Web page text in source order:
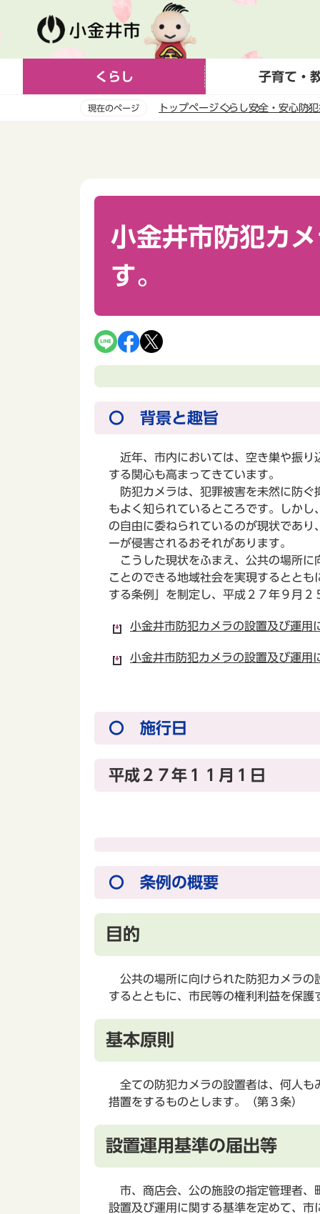
ー
くらし 子育て・
現在のページ トップページくらし安全・安心防犯
小金井市防犯カ
す。
〇 背景と趣旨
近年、市内においては、空き巣や振り
する関心も高まってきています。
防犯カメラは、犯罪被害を未然に防ぐ
もよく知られているところです。しか
の自由に委ねられているのが現状であ
ーが侵害されるおそれがあります。
こうした現状をふまえ、公共の場所に
ことのできる地域社会を実現するとと
する条例」を制定し、平成２７年９月２
小金井市防犯カメラの設置及び運用
小金井市防犯カメラの設置及び運用
〇 施行日
平成２７年１１月１日
〇 条例の概要
目的
公共の場所に向けられた防犯カメラの
するとともに、市民等の権利利益を保護
基本原則
全ての防犯カメラの設置者は、何人も
措置をするものとします。（第３条）
設置運用基準の届出等
市、商店会、公の施設の指定管理者、
設置及び運用に関する基準を定めて、市